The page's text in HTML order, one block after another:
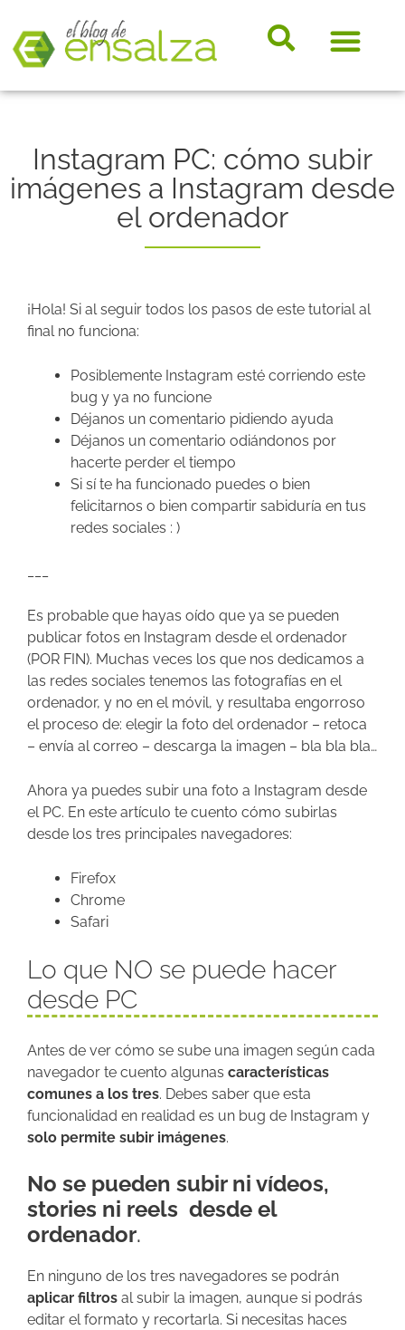
Instagram PC: cómo subir
imágenes a Instagram desde
el ordenador
¡Hola! Si al seguir todos los pasos de este tutorial al
final no funciona:
Posiblemente Instagram esté corriendo este
bug y ya no funcione
Déjanos un comentario pidiendo ayuda
Déjanos un comentario odiándonos por
hacerte perder el tiempo
Si sí te ha funcionado puedes o bien
felicitarnos o bien compartir sabiduría en tus
redes sociales : )
Es probable que hayas oído que ya se pueden
publicar fotos en Instagram desde el ordenador
(POR FIN). Muchas veces los que nos dedicamos a
las redes sociales tenemos las fotografías en el
ordenador, y no en el móvil, y resultaba engorroso
el proceso de: elegir la foto del ordenador – retoca
– envía al correo – descarga la imagen – bla bla bla…
Ahora ya puedes subir una foto a Instagram desde
el PC. En este artículo te cuento cómo subirlas
desde los tres principales navegadores:
Firefox
Chrome
Safari
Lo que NO se puede hacer
desde PC
Antes de ver cómo se sube una imagen según cada
navegador te cuento algunas características
comunes a los tres. Debes saber que esta
funcionalidad en realidad es un bug de Instagram y
solo permite subir imágenes.
No se pueden subir ni vídeos,
stories ni reels desde el
ordenador.
En ninguno de los tres navegadores se podrán
aplicar filtros al subir la imagen, aunque si podrás
editar el formato y recortarla. Si necesitas haces